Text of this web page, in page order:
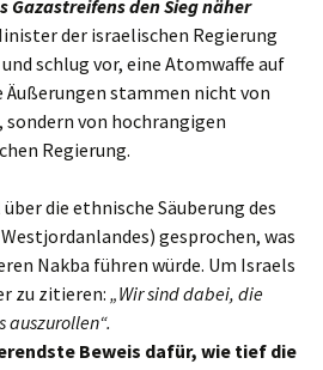
Gazastreifens den Sieg näher
der israelischen Regierung
schlug vor, eine Atomwaffe auf
Äußerungen stammen nicht von
von hochrangigen
Regierung.
die ethnische Säuberung des
gesprochen, was
Nakba führen würde. Um Israels
zu zitieren: „Wir sind dabei, die
auszurollen“.
Beweis dafür, wie tief die